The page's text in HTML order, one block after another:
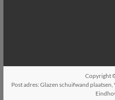
Copyright
Post adres: Glazen schuifwand